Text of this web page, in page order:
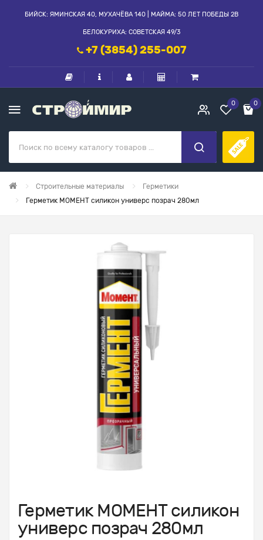
БИЙСК: ЯМИНСКАЯ 40, МУХАЧЁВА 140 | МАЙМА: 50 ЛЕТ ПОБЕДЫ 2В
БЕЛОКУРИХА: СОВЕТСКАЯ 49/3
+7 (3854) 255-007
0 0
Строительные материалы
Герметики
Герметик МОМЕНТ силикон универс позрач 280мл
Герметик МОМЕНТ силикон
универс позрач 280мл